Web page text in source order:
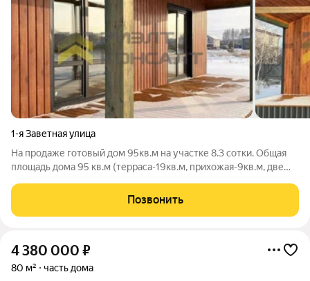
1-я Заветная улица
На продаже готовый дом 95кв.м на участке 8.3 сотки. Общая
площадь дома 95 кв.м (терраса-19кв.м, прихожая-9кв.м, две
с/у, гардеробную, котельную и т.д.) - 4кв.м и 6кв.м). Высота
потолков от
Позвонить
4 380 000 ₽
80 м² часть дома